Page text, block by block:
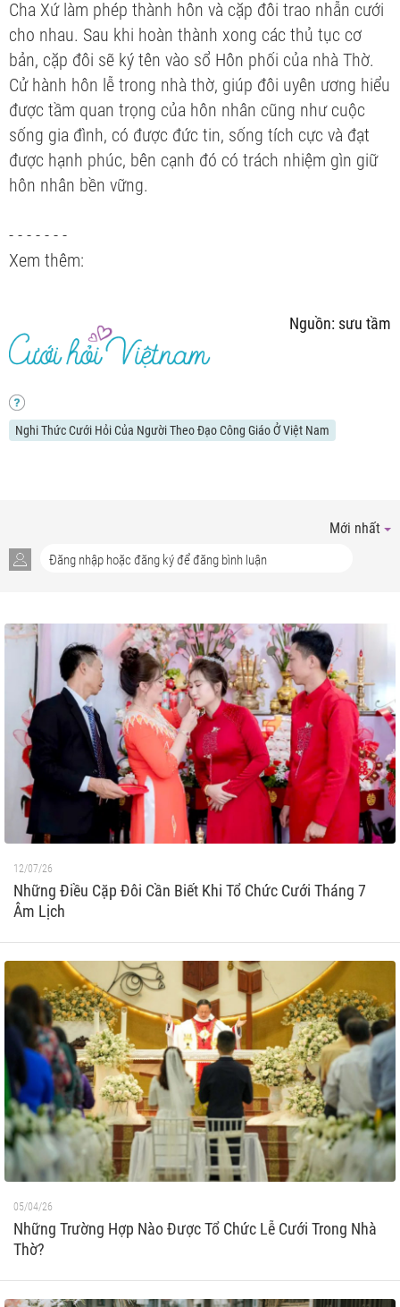
Cha Xứ làm phép thành hôn và cặp đôi trao nhẫn cưới
cho nhau. Sau khi hoàn thành xong các thủ tục cơ
bản, cặp đôi sẽ ký tên vào sổ Hôn phối của nhà Thờ.
Cử hành hôn lễ trong nhà thờ, giúp đôi uyên ương hiểu
được tầm quan trọng của hôn nhân cũng như cuộc
sống gia đình, có được đức tin, sống tích cực và đạt
được hạnh phúc, bên cạnh đó có trách nhiệm gìn giữ
hôn nhân bền vững.
- - - - - - -
Xem thêm:
Nguồn: sưu tầm
Nghi Thức Cưới Hỏi Của Người Theo Đạo Công Giáo Ở Việt Nam
Mới nhất
12/07/26
Những Điều Cặp Đôi Cần Biết Khi Tổ Chức Cưới Tháng 7
Âm Lịch
05/04/26
Những Trường Hợp Nào Được Tổ Chức Lễ Cưới Trong Nhà
Thờ?